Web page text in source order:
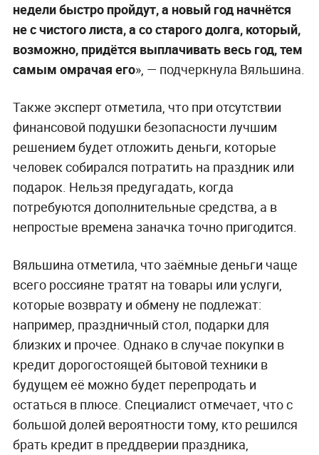
недели быстро пройдут, а новый год начнётся
не с чистого листа, а со старого долга, который,
возможно, придётся выплачивать весь год, тем
самым омрачая его», — подчеркнула Вяльшина.
Также эксперт отметила, что при отсутствии
финансовой подушки безопасности лучшим
решением будет отложить деньги, которые
человек собирался потратить на праздник или
подарок. Нельзя предугадать, когда
потребуются дополнительные средства, а в
непростые времена заначка точно пригодится.
Вяльшина отметила, что заёмные деньги чаще
всего россияне тратят на товары или услуги,
которые возврату и обмену не подлежат:
например, праздничный стол, подарки для
близких и прочее. Однако в случае покупки в
кредит дорогостоящей бытовой техники в
будущем её можно будет перепродать и
остаться в плюсе. Специалист отмечает, что с
большой долей вероятности тому, кто решился
брать кредит в преддверии праздника,